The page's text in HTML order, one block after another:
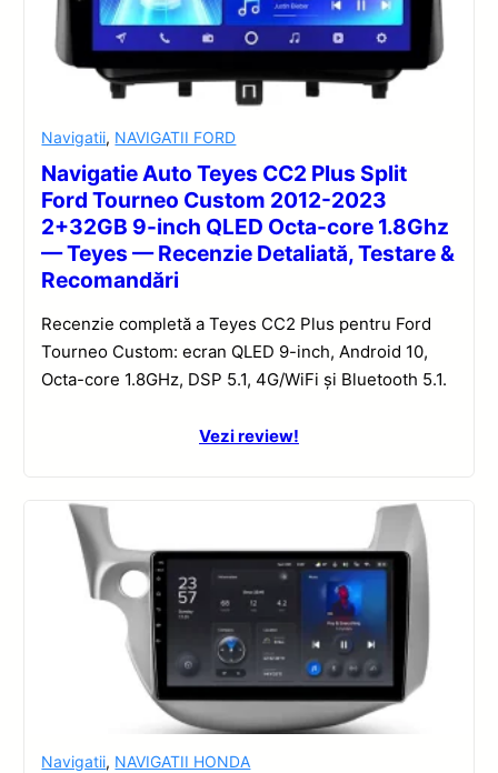
Navigatii, NAVIGATII FORD
Navigatie Auto Teyes CC2 Plus Split
Ford Tourneo Custom 2012-2023
2+32GB 9-inch QLED Octa-core 1.8Ghz
— Teyes — Recenzie Detaliată, Testare &
Recomandări
Recenzie completă a Teyes CC2 Plus pentru Ford
Tourneo Custom: ecran QLED 9-inch, Android 10,
Octa-core 1.8GHz, DSP 5.1, 4G/WiFi și Bluetooth 5.1.
Vezi review!
Navigatii, NAVIGATII HONDA